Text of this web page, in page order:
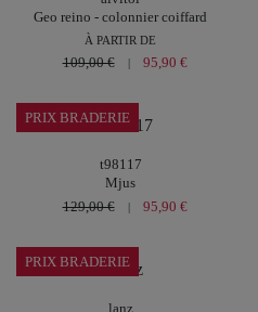
Geo reino - colonnier coiffard
À PARTIR DE
109,00 € | 95,90 €
PRIX BRADERIE
t98117
Mjus
129,00 €
| 95,90 €
PRIX BRADERIE
lanz